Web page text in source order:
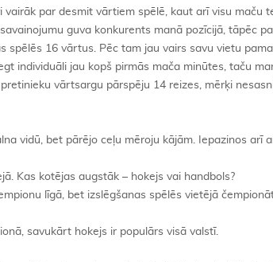
par desmit vārtiem spēlē, kaut arī visu maču
guva konkurents manā pozīcijā, tāpēc
spēlēs 16 vārtus. Pēc tam jau vairs savu vietu
individuāli jau kopš pirmās mača minūtes, taču
vārtsargu pārspēju 14 reizes, mērķi
vidū, bet pārējo ceļu mēroju kājām. Iepazinos arī
Kas kotējas augstāk – hokejs vai handbols?
līgā, bet izslēgšanas spēlēs vietējā
savukārt hokejs ir populārs visā valstī.